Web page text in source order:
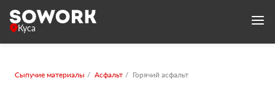
Куса
Сыпучие материалы Асфальт Горячий асфальт